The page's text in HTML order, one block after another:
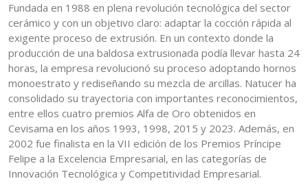
Fundada en 1988 en plena revolución tecnológica del sector
cerámico y con un objetivo claro: adaptar la cocción rápida al
exigente proceso de extrusión. En un contexto donde la
producción de una baldosa extrusionada podía llevar hasta 24
horas, la empresa revolucionó su proceso adoptando hornos
monoestrato y rediseñando su mezcla de arcillas. Natucer ha
consolidado su trayectoria con importantes reconocimientos,
entre ellos cuatro premios Alfa de Oro obtenidos en
Cevisama en los años 1993, 1998, 2015 y 2023. Además, en
2002 fue finalista en la VII edición de los Premios Príncipe
Felipe a la Excelencia Empresarial, en las categorías de
Innovación Tecnológica y Competitividad Empresarial.